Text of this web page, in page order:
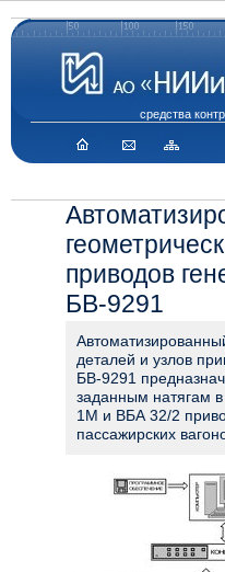
средства
приводов
БВ-9291
деталей и узлов
БВ-9291
заданным натягам
1М и ВБА 32/2
пассажирских